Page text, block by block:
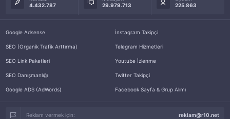
4.432.787
29.979.713
225.863
Google Adsense
SEO (Organik Trafik Arttırma)
SEO Link Paketleri
SEO Danışmanlığı
Google ADS (AdWords)
İnstagram Takipçi
Telegram Hizmetleri
Youtube İzlenme
Twitter Takipçi
Facebook Sayfa & Grup Alımı
Reklam vermek için: reklam@r10.net